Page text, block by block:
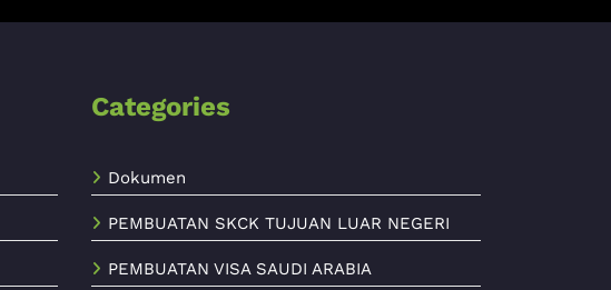
Categories
Dokumen
PEMBUATAN SKCK TUJUAN LUAR NEGERI
PEMBUATAN VISA SAUDI ARABIA